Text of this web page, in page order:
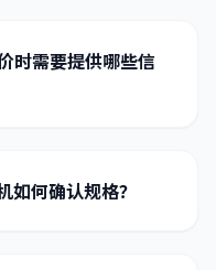
时需要提供哪些信
如何确认规格？